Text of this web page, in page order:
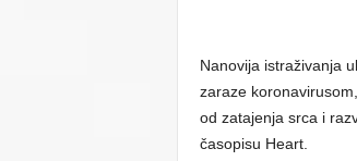
Nanovija istraživanja
zaraze
od zatajenja srca i
časopisu Heart.